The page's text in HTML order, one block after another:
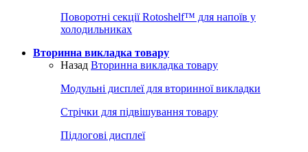
Поворотні секції Rotoshelf™ для напоїв у
холодильниках
Вторинна викладка товару
Назад Вторинна викладка товару
Модульні дисплеї для вторинної викладки
Стрічки для підвішування товару
Підлогові дисплеї